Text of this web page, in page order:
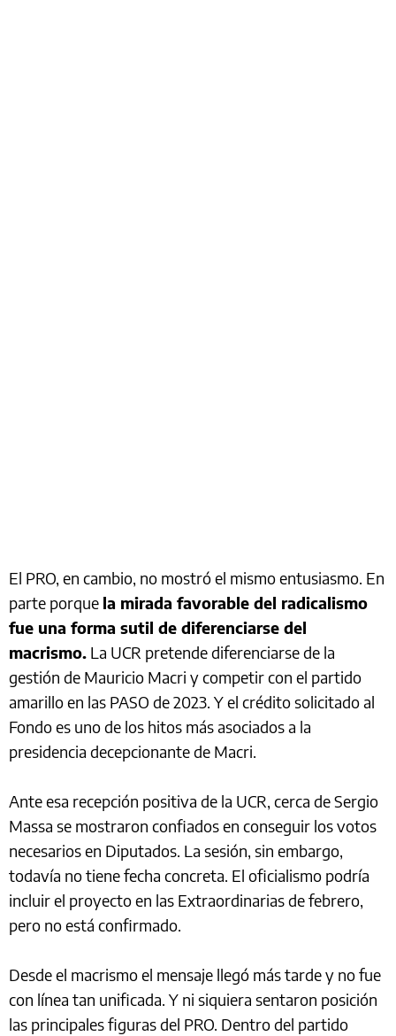
El PRO, en cambio, no mostró el mismo entusiasmo. En
parte porque la mirada favorable del radicalismo
fue una forma sutil de diferenciarse del
macrismo. La UCR pretende diferenciarse de la
gestión de Mauricio Macri y competir con el partido
amarillo en las PASO de 2023. Y el crédito solicitado al
Fondo es uno de los hitos más asociados a la
presidencia decepcionante de Macri.
Ante esa recepción positiva de la UCR, cerca de Sergio
Massa se mostraron confiados en conseguir los votos
necesarios en Diputados. La sesión, sin embargo,
todavía no tiene fecha concreta. El oficialismo podría
incluir el proyecto en las Extraordinarias de febrero,
pero no está confirmado.
Desde el macrismo el mensaje llegó más tarde y no fue
con línea tan unificada. Y ni siquiera sentaron posición
las principales figuras del PRO. Dentro del partido